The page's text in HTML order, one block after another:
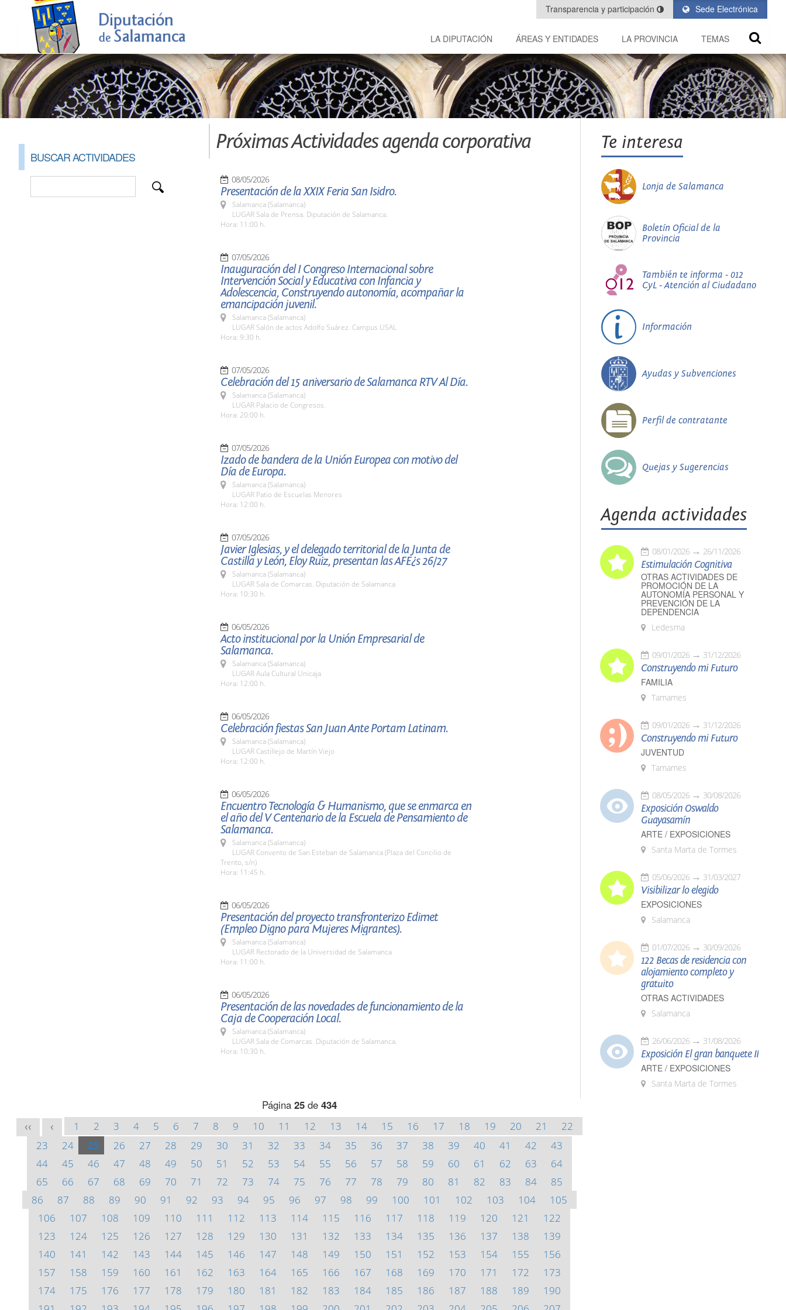
Sede Electrónica
Transparencia y participación
LA DIPUTACIÓN ÁREAS Y ENTIDADES LA PROVINCIA TEMAS
BUSCAR ACTIVIDADES
Próximas Actividades agenda corporativa
08/05/2026
Presentación de la XXIX Feria San Isidro.
Salamanca (Salamanca)
LUGAR Sala de Prensa. Diputación de Salamanca.
Hora: 11:00 h.
07/05/2026
Inauguración del I Congreso Internacional sobre
Intervención Social y Educativa con Infancia y
Adolescencia, Construyendo autonomía, acompañar la
emancipación juvenil.
Salamanca (Salamanca)
LUGAR Salón de actos Adolfo Suárez. Campus USAL
Hora: 9:30 h.
07/05/2026
Celebración del 15 aniversario de Salamanca RTV Al Día.
Salamanca (Salamanca)
LUGAR Palacio de Congresos.
Hora: 20:00 h.
07/05/2026
Izado de bandera de la Unión Europea con motivo del
Día de Europa.
Salamanca (Salamanca)
LUGAR Patio de Escuelas Menores
Hora: 12:00 h.
07/05/2026
Javier Iglesias, y el delegado territorial de la Junta de
Castilla y León, Eloy Ruiz, presentan las AFE¿s 26/27
Salamanca (Salamanca)
LUGAR Sala de Comarcas. Diputación de Salamanca
Hora: 10:30 h.
06/05/2026
Acto institucional por la Unión Empresarial de
Salamanca.
Salamanca (Salamanca)
LUGAR Aula Cultural Unicaja
Hora: 12:00 h.
06/05/2026
Celebración fiestas San Juan Ante Portam Latinam.
Salamanca (Salamanca)
LUGAR Castillejo de Martín Viejo
Hora: 12:00 h.
06/05/2026
Encuentro Tecnología & Humanismo, que se enmarca en
el año del V Centenario de la Escuela de Pensamiento de
Salamanca.
Salamanca (Salamanca)
LUGAR Convento de San Esteban de Salamanca (Plaza del Concilio de
Trento, s/n)
Hora: 11:45 h.
06/05/2026
Presentación del proyecto transfronterizo Edimet
(Empleo Digno para Mujeres Migrantes).
Salamanca (Salamanca)
LUGAR Rectorado de la Universidad de Salamanca
Hora: 11:00 h.
06/05/2026
Presentación de las novedades de funcionamiento de la
Caja de Cooperación Local.
Salamanca (Salamanca)
LUGAR Sala de Comarcas. Diputación de Salamanca.
Hora: 10:30 h.
Página 25 de 434
<< < 1 2 3 4 5 6 7 8 9 10 11 12 13 14 15 16 17 18 19 20 21
22
23
24 25 26 27 28 29 30 31 32 33 34 35 36 37 38 39 40 41 42
43
44
45 46 47 48 49 50 51 52 53 54 55 56 57 58 59 60 61 62 63
64
65
66 67 68 69 70 71 72 73 74 75 76 77 78 79 80 81 82 83 84
85
86
87 88 89 90 91 92 93 94 95 96 97 98 99 100 101 102 103 104
105
106
107 108 109 110 111 112 113 114 115 116 117 118 119 120 121
122
123
124 125 126 127 128 129 130 131 132 133 134 135 136 137 138
139
140
141 142 143 144 145 146 147 148 149 150 151 152 153 154 155
156
157
158 159 160 161 162 163 164 165 166 167 168 169 170 171 172
173
174
175 176 177 178 179 180 181 182 183 184 185 186 187 188 189
190
Te interesa
Lonja de Salamanca
Boletín Oficial de la
Provincia
También te informa - 012
CyL - Atención al Ciudadano
Información
Ayudas y Subvenciones
Perfil de contratante
Quejas y Sugerencias
Agenda actividades
08/01/2026 26/11/2026
Estimulación Cognitiva
OTRAS ACTIVIDADES DE
PROMOCIÓN DE LA
AUTONOMÍA PERSONAL Y
PREVENCIÓN DE LA
DEPENDENCIA
Ledesma
09/01/2026 31/12/2026
Construyendo mi Futuro
FAMILIA
Tamames
09/01/2026 31/12/2026
Construyendo mi Futuro
JUVENTUD
Tamames
08/05/2026 30/08/2026
Exposición Oswaldo
Guayasamín
ARTE / EXPOSICIONES
Santa Marta de Tormes
05/06/2026 31/03/2027
Visibilizar lo elegido
EXPOSICIONES
Salamanca
01/07/2026 30/09/2026
122 Becas de residencia con
alojamiento completo y
gratuito
OTRAS ACTIVIDADES
Salamanca
26/06/2026 31/08/2026
Exposición El gran banquete II
ARTE / EXPOSICIONES
Santa Marta de Tormes